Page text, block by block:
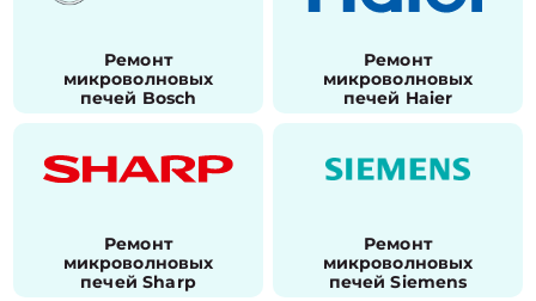
Ремонт
микроволновых
печей Bosch
Ремонт
микроволновых
печей Haier
Ремонт
микроволновых
печей Sharp
Ремонт
микроволновых
печей Siemens